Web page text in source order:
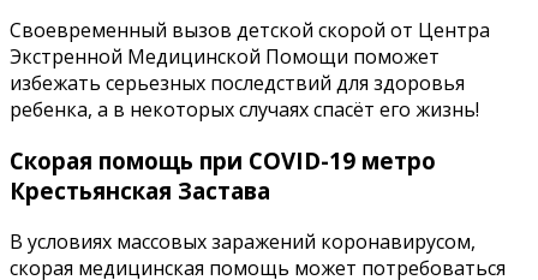
Своевременный вызов детской скорой от Центра
Экстренной Медицинской Помощи поможет
избежать серьезных последствий для здоровья
ребенка, а в некоторых случаях спасёт его жизнь!
Скорая помощь при COVID-19 метро
Крестьянская Застава
В условиях массовых заражений коронавирусом,
скорая медицинская помощь может потребоваться